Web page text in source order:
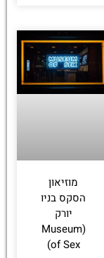
מוזיאון
הסקס בניו
יורק
(Museum
of Sex)